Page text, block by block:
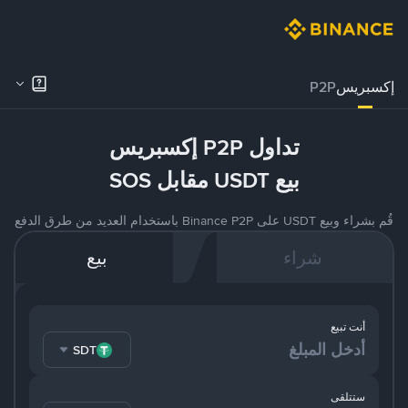
إكسبريسP2P
تداول P2P إكسبريس
بيع USDT مقابل SOS
قُم بشراء وبيع USDT على Binance P2P باستخدام العديد من طرق الدفع
شراء بيع
ستتلقى
أنت تبيع
USDT